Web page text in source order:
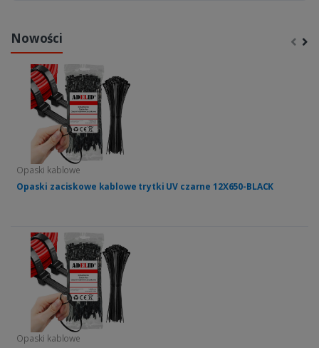
Nowości
Opaski kablowe
Opaski zaciskowe kablowe trytki UV czarne 12X650-BLACK
Opaski kablowe